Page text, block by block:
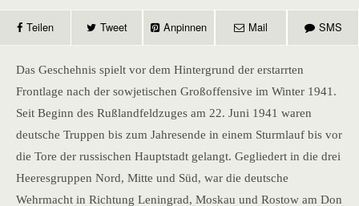
Teilen Tweet Anpinnen Mail SMS
Das Geschehnis spielt vor dem Hintergrund der erstarrten
Frontlage nach der sowjetischen Großoffensive im Winter 1941.
Seit Beginn des Rußlandfeldzuges am 22. Juni 1941 waren
deutsche Truppen bis zum Jahresende in einem Sturmlauf bis vor
die Tore der russischen Hauptstadt gelangt. Gegliedert in die drei
Heeresgruppen Nord, Mitte und Süd, war die deutsche
Wehrmacht in Richtung Leningrad, Moskau und Rostow am Don